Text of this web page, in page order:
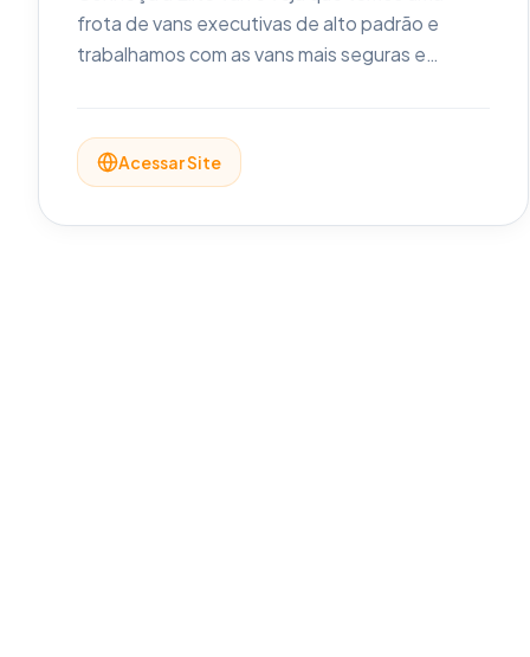
frota de vans executivas de alto padrão e
trabalhamos com as vans mais seguras e
Acessar Site